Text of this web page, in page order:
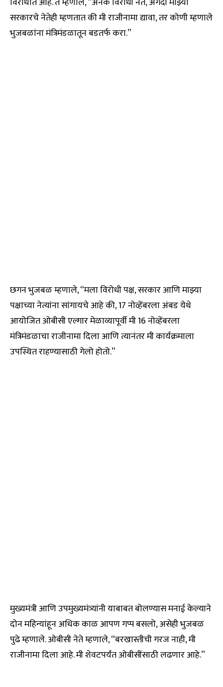
सरकारचे नेतेही म्हणतात की मी राजीनामा द्यावा, तर कोणी म्हणाले
भुजबळांना मंत्रिमंडळातून बडतर्फ करा.”
छगन भुजबळ म्हणाले, “मला विरोधी पक्ष, सरकार आणि माझ्या
पक्षाच्या नेत्यांना सांगायचे आहे की, 17 नोव्हेंबरला अंबड येथे
आयोजित ओबीसी एल्गार मेळाव्यापूर्वी मी 16 नोव्हेंबरला
मंत्रिमंडळाचा राजीनामा दिला आणि त्यानंतर मी कार्यक्रमाला
उपस्थित राहण्यासाठी गेलो होतो.”
मुख्यमंत्री आणि उपमुख्यमंत्र्यांनी याबाबत बोलण्यास मनाई केल्याने
दोन महिन्यांहून अधिक काळ आपण गप्प बसलो, असेही भुजबळ
पुढे म्हणाले. ओबीसी नेते म्हणाले, “बरखास्तीची गरज नाही, मी
राजीनामा दिला आहे. मी शेवटपर्यंत ओबीसींसाठी लढणार आहे.”